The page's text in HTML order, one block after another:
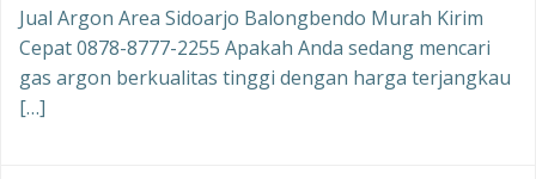
Jual Argon Area Sidoarjo Balongbendo Murah Kirim
Cepat 0878-8777-2255 Apakah Anda sedang mencari
gas argon berkualitas tinggi dengan harga terjangkau
[…]